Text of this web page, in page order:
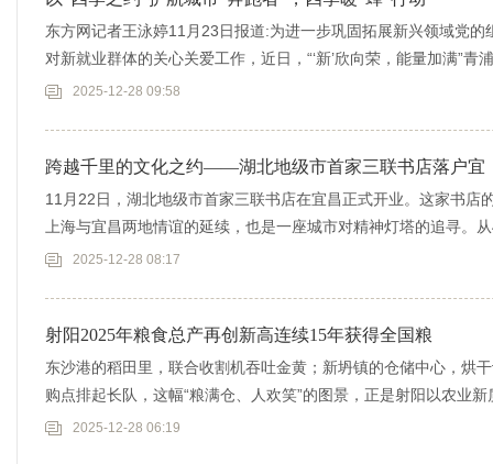
东方网记者王泳婷11月23日报道:为进一步巩固拓展新兴领域党
对新就业群体的关心关爱工作，近日，“‘新’欣向荣，能量加满”青
2025-12-28 09:58
跨越千里的文化之约——湖北地级市首家三联书店落户宜
11月22日，湖北地级市首家三联书店在宜昌正式开业。这家书店
上海与宜昌两地情谊的延续，也是一座城市对精神灯塔的追寻。
创造了2025-12-28 08:17
射阳2025年粮食总产再创新高连续15年获得全国粮
东沙港的稻田里，联合收割机吞吐金黄；新坍镇的仓储中心，烘
购点排起长队，这幅“粮满仓、人欢笑”的图景，正是射阳以农业
截至11月2025-12-28 06:19